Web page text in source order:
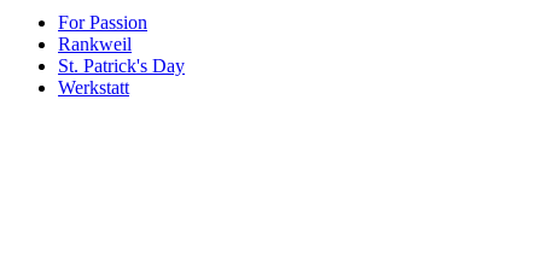
For Passion
Rankweil
St. Patrick's Day
Werkstatt